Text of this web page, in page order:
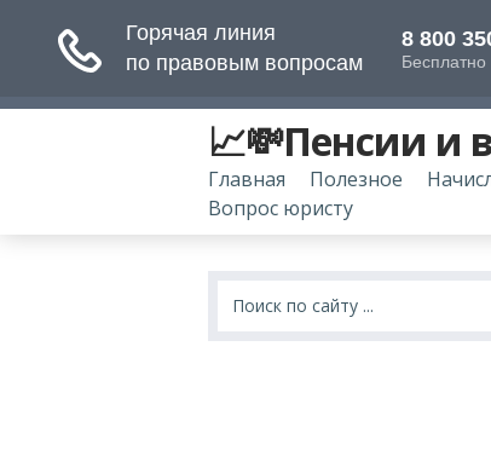
📈💸Пенсии и
Главная Полезное
Вопрос юристу